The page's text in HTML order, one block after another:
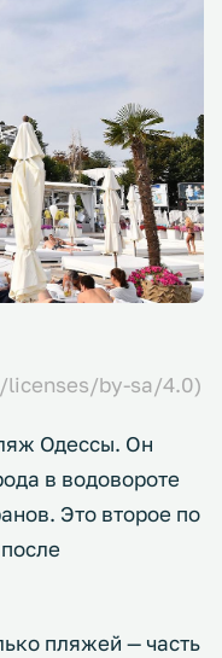
by-sa/4.0)
Одессы. Он
в водовороте
Это второе по
пляжей — часть